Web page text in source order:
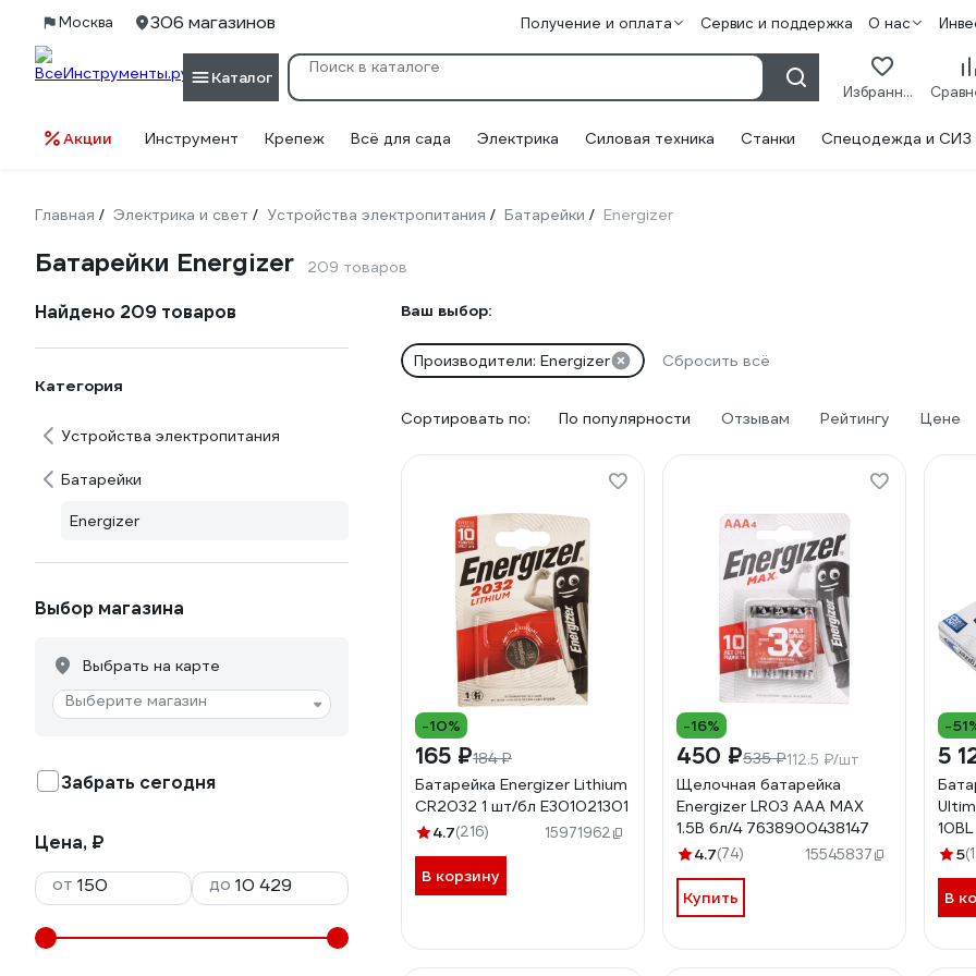
Москва 306 магазинов Получение и оплата Сервис и поддержка О нас
Каталог
Избранное
Акции Инструмент Крепеж Всё для сада Электрика Силовая техника Станки Спецодежда и СИЗ
Главная / Электрика и свет / Устройства электропитания / Батарейки / Energizer
Батарейки Energizer 209 товаров
Найдено 209 товаров
Категория
Устройства электропитания
Батарейки
Energizer
Выбор магазина
Выбрать на карте
Выберите магазин
Забрать сегодня
Цена, ₽
от
до
Ваш выбор:
Производители: Energizer Сбросить всё
Сортировать по: По популярности Отзывам Рейтингу Цене
-10%
165 ₽184 ₽
Батарейка Energizer Lithium
CR2032 1 шт/бл E301021301
4.7(216) 15971962
В корзину
-16%
450 ₽535 ₽112.5 ₽/шт
Щелочная батарейка
Energizer LR03 AAA MAX
1.5В бл/4 7638900438147
4.7(74) 15545837
Купить
-
5
5
В